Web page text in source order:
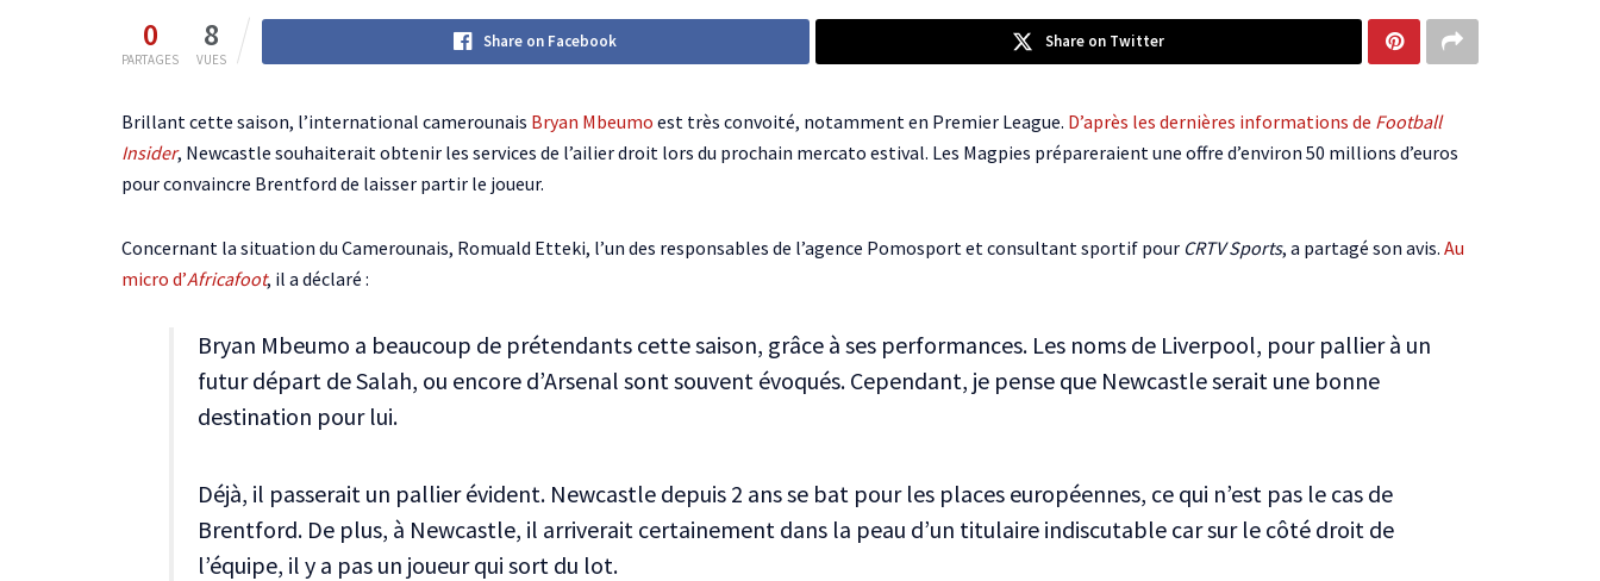
0
PARTAGES
8
VUES
Share on Facebook Share on Twitter
Brillant cette saison, l’international camerounais Bryan Mbeumo est très convoité, notamment en Premier League. D’après les dernières informations de Football
Insider, Newcastle souhaiterait obtenir les services de l’ailier droit lors du prochain mercato estival. Les Magpies prépareraient une offre d’environ 50 millions d’euros
pour convaincre Brentford de laisser partir le joueur.
Concernant la situation du Camerounais, Romuald Etteki, l’un des responsables de l’agence Pomosport et consultant sportif pour CRTV Sports, a partagé son avis. Au
micro d’Africafoot, il a déclaré :
Bryan Mbeumo a beaucoup de prétendants cette saison, grâce à ses performances. Les noms de Liverpool, pour pallier à un
futur départ de Salah, ou encore d’Arsenal sont souvent évoqués. Cependant, je pense que Newcastle serait une bonne
destination pour lui.
Déjà, il passerait un pallier évident. Newcastle depuis 2 ans se bat pour les places européennes, ce qui n’est pas le cas de
Brentford. De plus, à Newcastle, il arriverait certainement dans la peau d’un titulaire indiscutable car sur le côté droit de
l’équipe, il y a pas un joueur qui sort du lot.